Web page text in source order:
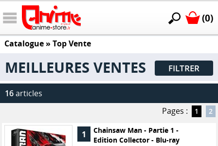
(0)
Catalogue» Top Vente
MEILLEURES VENTES FILTRER
16articles
Pages :
1 2
1
Chainsaw Man - Partie 1 -
Edition Collector - Blu-ray